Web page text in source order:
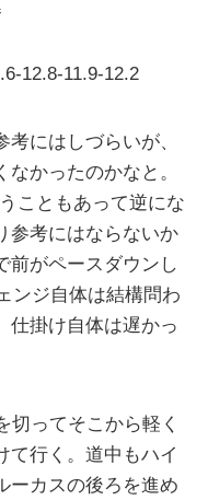
12.8-11.9-12.2
にはしづらいが、
かったのかなと。
こともあって逆にな
参考にはならないか
前がペースダウンし
ンジ自体は結構問わ
仕掛け自体は遅かっ
切ってそこから軽く
て行く。道中もハイ
ーカスの後ろを進め